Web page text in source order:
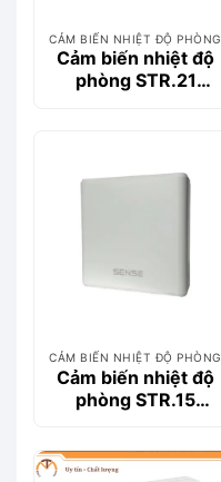
CẢM BIẾN NHIỆT ĐỘ PHÒNG
Cảm biến nhiệt độ
phòng STR.21
CẢM BIẾN NHIỆT ĐỘ PHÒNG
Cảm biến nhiệt độ
phòng STR.15